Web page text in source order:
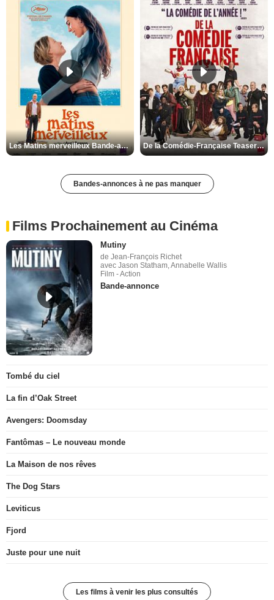
Les Matins merveilleux Bande-annonce VF De la Comédie-Française Teaser VF
Bandes-annonces à ne pas manquer
Films Prochainement au Cinéma
Mutiny
de Jean-François Richet
avec Jason Statham, Annabelle Wallis
Film - Action
Bande-annonce
Tombé du ciel
La fin d’Oak Street
Avengers: Doomsday
Fantômas – Le nouveau monde
La Maison de nos rêves
The Dog Stars
Leviticus
Fjord
Juste pour une nuit
Les films à venir les plus consultés